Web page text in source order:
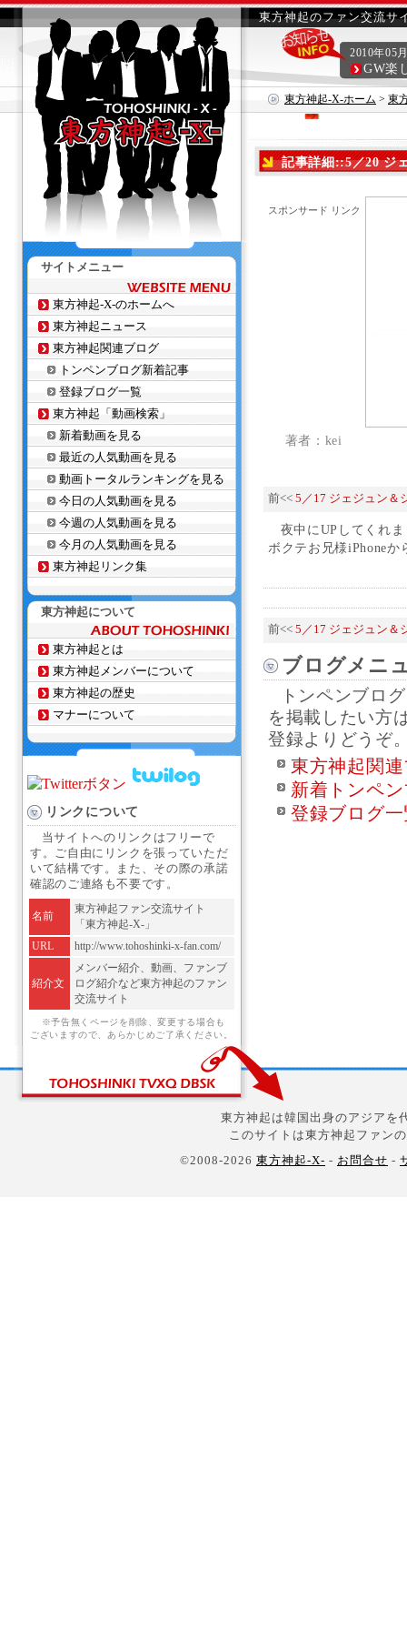
東方神起のファン交流サ
東方神起-X-ホーム > 東
2010年05
GW楽
記事詳細::5／20 ジ
スポンサード リンク
著者：kei
前<< 5／17 ジェジュン＆
夜中にUPしてくれ
ボクテお兄様iPhoneか
前<< 5／17 ジェジュン＆
ブログメニ
トンペンブロ
を掲載したい方
登録よりどうぞ
東方神起関
新着トンペ
登録ブログ
サイトメニュー
東方神起-X-のホームへ
東方神起ニュース
東方神起関連ブログ
トンペンブログ新着記事
登録ブログ一覧
東方神起「動画検索」
新着動画を見る
最近の人気動画を見る
動画トータルランキングを見る
今日の人気動画を見る
今週の人気動画を見る
今月の人気動画を見る
東方神起リンク集
東方神起について
東方神起とは
東方神起メンバーについて
東方神起の歴史
マナーについて
リンクについて
当サイトへのリンクはフリーで
す。ご自由にリンクを張っていただ
いて結構です。また、その際の承諾
確認のご連絡も不要です。
名前
東方神起ファン交流サイト
「東方神起-X-」
URL
http://www.tohoshinki-x-fan.com/
紹介文
メンバー紹介、動画、ファンブ
ログ紹介など東方神起のファン
交流サイト
※予告無くページを削除、変更する場合も
ございますので、あらかじめご了承ください。
東方神起は韓国出身のアジアを
このサイトは東方神起ファン
©2008-2026 東方神起-X- - お問合せ -